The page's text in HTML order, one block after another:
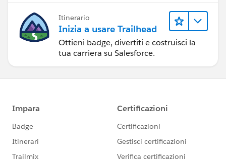
Itinerario
Inizia a usare Trailhead
Ottieni badge, divertiti e costruisci la
tua carriera su Salesforce.